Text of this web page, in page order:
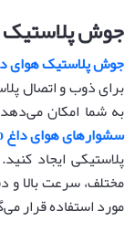
جوش
جوش پلاستیک هوای
برای ذوب و اتصال
به شما امکان می‌دهد
سشوارهای هوای داغ Prolektro
پلاستیکی ایجاد
مختلف، سرعت بالا و
مورد استفاده قرار